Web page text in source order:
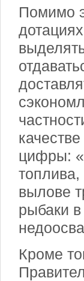
Помимо
цифры:
вылове
рыбаки
Кроме